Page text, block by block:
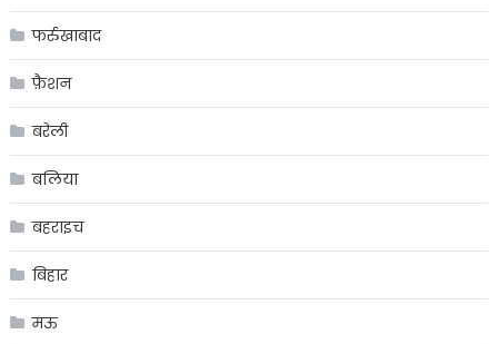
फर्रुखाबाद
फ़ैशन
बरेली
बलिया
बहराइच
बिहार
मऊ